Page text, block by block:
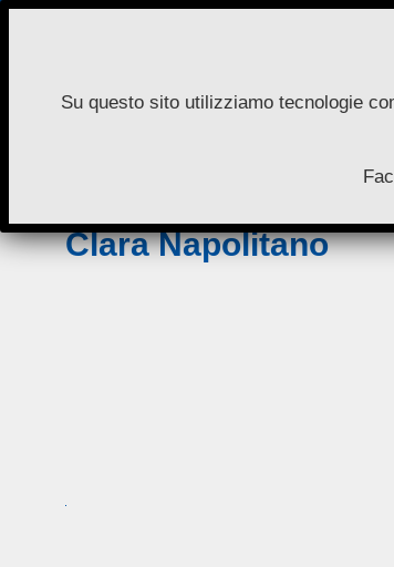
Skip
Clara Napolitano
Su questo sito utilizziamo tecnologie